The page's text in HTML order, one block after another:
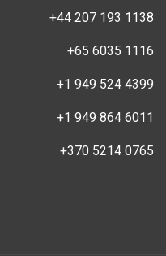
+44 207 193 1138
+65 6035 1116
+1 949 524 4399
+1 949 864 6011
+370 5214 0765